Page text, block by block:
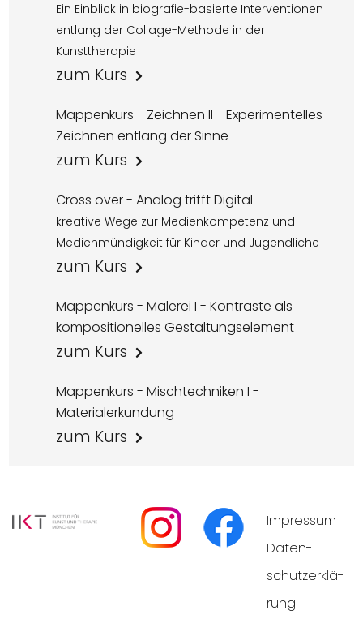
Ein Einblick in biografie-basierte Interventionen
entlang der Collage-Methode in der
Kunsttherapie
zum Kurs
Mappenkurs - Zeichnen II - Experimentelles
Zeichnen entlang der Sinne
zum Kurs
Cross over - Analog trifft Digital
kreative Wege zur Medienkompetenz und
Medienmündigkeit für Kinder und Jugendliche
zum Kurs
Mappenkurs - Malerei I - Kontraste als
kompositionelles Gestaltungselement
zum Kurs
Mappenkurs - Mischtechniken I -
Materialerkundung
zum Kurs
Impres­sum
Daten­
schutz­er­klä­
rung